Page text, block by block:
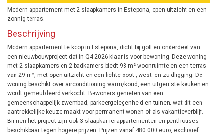
Modern appartement met 2 slaapkamers in Estepona, open uitzicht en een
zonnig terras.
Beschrijving
Modern appartement te koop in Estepona, dicht bij golf en onderdeel van
een nieuwbouwproject dat in Q4 2026 klaar is voor bewoning. Deze woning
met 2 slaapkamers en 2 badkamers biedt 93 m² woonruimte en een terras
van 29 m², met open uitzicht en een lichte oost-, west- en zuidligging. De
woning beschikt over airconditioning warm/koud, een uitgeruste keuken en
wordt gemeubileerd verkocht. Bewoners genieten van een
gemeenschappelijk zwembad, parkeergelegenheid en tuinen, wat dit een
aantrekkelijke keuze maakt voor permanent wonen of als vakantieverblijf.
Binnen het project zijn ook 3-slaapkamerappartementen en penthouses
beschikbaar tegen hogere prijzen. Prijzen vanaf 480.000 euro, exclusief